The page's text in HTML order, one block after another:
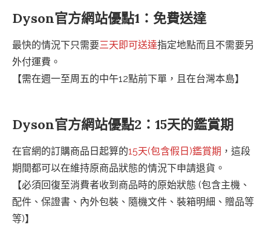
Dyson官方網站優點1：免費送達
最快的情況下只需要三天即可送達指定地點而且不需要另
外付運費。
【需在週一至周五的中午12點前下單，且在台灣本島】
Dyson官方網站優點2：15天的鑑賞期
在官網的訂購商品日起算的15天(包含假日)鑑賞期 ，這段
期間都可以在維持原商品狀態的情況下申請退貨。
【必須回復至消費者收到商品時的原始狀態 (包含主機、
配件、保證書、內外包裝、隨機文件、裝箱明細、贈品等
等)】